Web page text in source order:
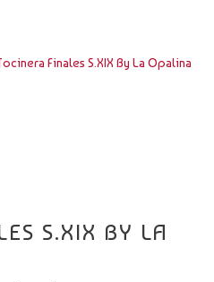
Finales S.XIX By La Opalina
S.XIX BY LA